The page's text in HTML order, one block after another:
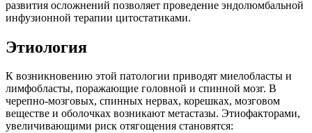
развития осложнений позволяет проведение эндолюмбальной
инфузионной терапии цитостатиками.
Этиология
К возникновению этой патологии приводят миелобласты и
лимфобласты, поражающие головной и спинной мозг. В
черепно-мозговых, спинных нервах, корешках, мозговом
веществе и оболочках возникают метастазы. Этиофакторами,
увеличивающими риск отягощения становятся: